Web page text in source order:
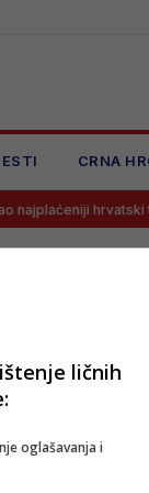
CRNA
najplaćeniji hrvatski
ličnih
oglašavanja i